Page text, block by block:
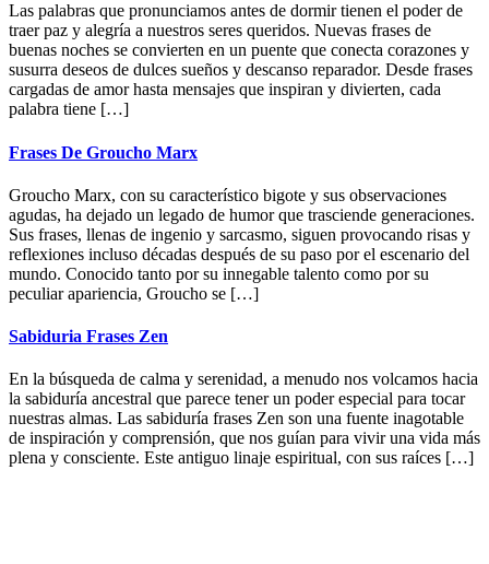
Las palabras que pronunciamos antes de dormir tienen el poder de
traer paz y alegría a nuestros seres queridos. Nuevas frases de
buenas noches se convierten en un puente que conecta corazones y
susurra deseos de dulces sueños y descanso reparador. Desde frases
cargadas de amor hasta mensajes que inspiran y divierten, cada
palabra tiene […]
Frases De Groucho Marx
Groucho Marx, con su característico bigote y sus observaciones
agudas, ha dejado un legado de humor que trasciende generaciones.
Sus frases, llenas de ingenio y sarcasmo, siguen provocando risas y
reflexiones incluso décadas después de su paso por el escenario del
mundo. Conocido tanto por su innegable talento como por su
peculiar apariencia, Groucho se […]
Sabiduria Frases Zen
En la búsqueda de calma y serenidad, a menudo nos volcamos hacia
la sabiduría ancestral que parece tener un poder especial para tocar
nuestras almas. Las sabiduría frases Zen son una fuente inagotable
de inspiración y comprensión, que nos guían para vivir una vida más
plena y consciente. Este antiguo linaje espiritual, con sus raíces […]